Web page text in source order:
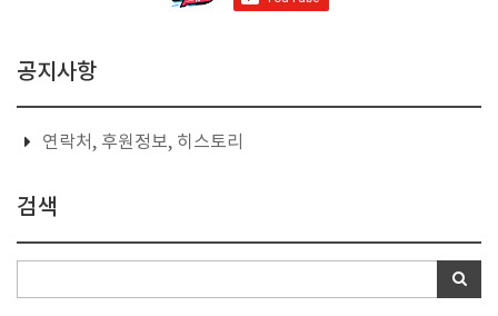
공지사항
연락처, 후원정보, 히스토리
검색